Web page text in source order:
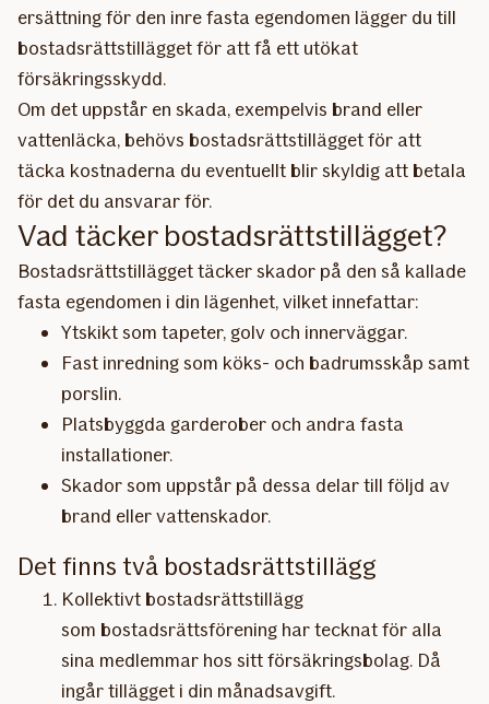
ersättning för den inre fasta egendomen lägger du till
bostadsrättstillägget för att få ett utökat
försäkringsskydd.
Om det uppstår en skada, exempelvis brand eller
vattenläcka, behövs bostadsrättstillägget för att
täcka kostnaderna du eventuellt blir skyldig att betala
för det du ansvarar för.
Vad täcker bostadsrättstillägget?
Bostadsrättstillägget täcker skador på den så kallade
fasta egendomen i din lägenhet, vilket innefattar:
Ytskikt som tapeter, golv och innerväggar.
Fast inredning som köks- och badrumsskåp samt
porslin.
Platsbyggda garderober och andra fasta
installationer.
Skador som uppstår på dessa delar till följd av
brand eller vattenskador.
Det finns två bostadsrättstillägg
Kollektivt bostadsrättstillägg
som bostadsrättsförening har tecknat för alla
sina medlemmar hos sitt försäkringsbolag. Då
ingår tillägget i din månadsavgift.